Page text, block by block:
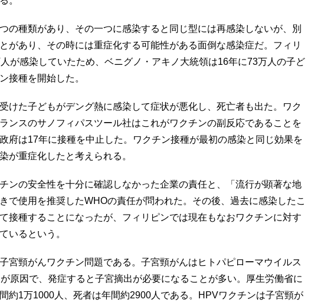
の種類があり、その一つに感染すると同じ型には再感染しないが、別
があり、その時には重症化する可能性がある面倒な感染症だ。フィリ
が感染していたため、ベニグノ・アキノ大統領は16年に73万人の子ど
接種を開始した。
けた子どもがデング熱に感染して症状が悪化し、死亡者も出た。ワク
ンスのサノフィパスツール社はこれがワクチンの副反応であることを
府は17年に接種を中止した。ワクチン接種が最初の感染と同じ効果を
が重症化したと考えられる。
ンの安全性を十分に確認しなかった企業の責任と、「流行が顕著な地
で使用を推奨したWHOの責任が問われた。その後、過去に感染したこ
接種することになったが、フィリピンでは現在もなおワクチンに対す
いるという。
宮頸がんワクチン問題である。子宮頸がんはヒトパピローマウイルス
が原因で、発症すると子宮摘出が必要になることが多い。厚生労働省に
約1万1000人、死者は年間約2900人である。HPVワクチンは子宮頸が